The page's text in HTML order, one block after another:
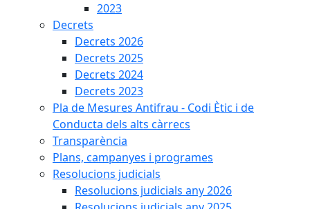
2023
Decrets
Decrets 2026
Decrets 2025
Decrets 2024
Decrets 2023
Pla de Mesures Antifrau - Codi Ètic i de
Conducta dels alts càrrecs
Transparència
Plans, campanyes i programes
Resolucions judicials
Resolucions judicials any 2026